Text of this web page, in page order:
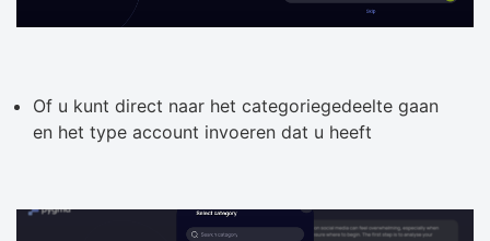
Of u kunt direct naar het categoriegedeelte gaan
en het type account invoeren dat u heeft